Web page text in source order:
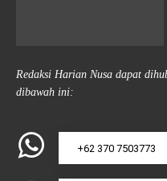
Redaksi Harian Nusa dapat
dibawah ini:
+62 370 7503773